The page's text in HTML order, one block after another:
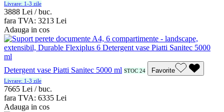
Livrare: 1-3 zile
3888 Lei / buc.
fara TVA: 3213 Lei
Adauga in cos
Detergent vase Piatti Sanitec 5000 ml STOC 24 Favorite
Livrare: 1-3 zile
7665 Lei / buc.
fara TVA: 6335 Lei
Adauga in cos